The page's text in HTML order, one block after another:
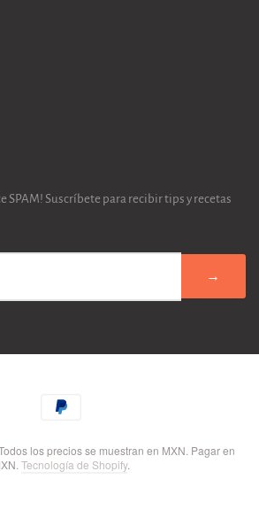
SPAM! Suscríbete para recibir tips y recetas
→
los precios se muestran en MXN. Pagar en
. Tecnología de Shopify.